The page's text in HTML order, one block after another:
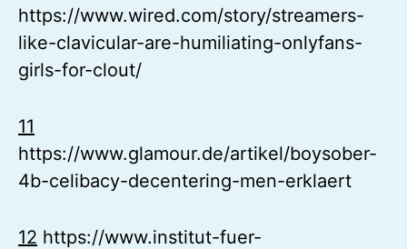
https://www.wired.com/story/streamers-
like-clavicular-are-humiliating-onlyfans-
girls-for-clout/
11
https://www.glamour.de/artikel/boysober-
4b-celibacy-decentering-men-erklaert
12 https://www.institut-fuer-